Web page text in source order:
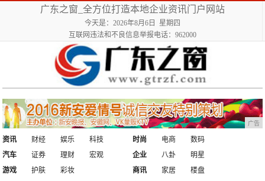
广东之窗_全方位打造本地企业资讯门户网站
今天是：2026年8月6日 星期四
互联网违法和不良信息举报电话：962000
广告
资讯 财经 娱乐
科技
汽车
证券 理财 宏观
时尚 电商
数码
企业
八卦
明星
游戏
护肤
彩妆
商讯 家居
楼盘